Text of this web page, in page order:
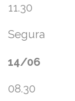
11.30
Segura
14/06
08.30